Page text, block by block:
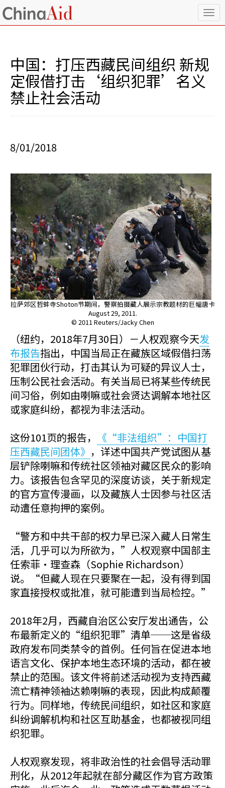
T
o
n
中国：打压西藏民间组织 新规
定假借打击‘组织犯罪’名义
禁止社会活动
8/01/2018
拉萨郊区哲蚌寺Shoton节期间，警察拍摄藏人展示宗教题材的巨幅唐卡
August 29, 2011.
© 2011 Reuters/Jacky Chen
（纽约，2018年7月30日）－人权观察今天发
布报告指出，中国当局正在藏族区域假借扫荡
犯罪团伙行动，打击其认为可疑的异议人士，
压制公民社会活动。有关当局已将某些传统民
间习俗，例如由喇嘛或社会贤达调解本地社区
或家庭纠纷，都视为非法活动。
这份101页的报告，
《“非法组织”：中国打
压西藏民间团体》 ，详述中国共产党试图从基
层铲除喇嘛和传统社区领袖对藏区民众的影响
力。该报告包含罕见的深度访谈，关于新规定
的官方宣传漫画，以及藏族人士因参与社区活
动遭任意拘押的案例。
“警方和中共干部的权力早已深入藏人日常生
活，几乎可以为所欲为，”人权观察中国部主
任索菲・理查森（Sophie Richardson）
说。“但藏人现在只要聚在一起，没有得到国
家直接授权或批准，就可能遭到当局检控。”
2018年2月，西藏自治区公安厅发出通告，公
布最新定义的“组织犯罪”清单──这是省级
政府发布同类禁令的首例。任何旨在促进本地
语言文化、保护本地生态环境的活动，都在被
禁止的范围。该文件将前述活动视为支持西藏
流亡精神领袖达赖喇嘛的表现，因此构成颠覆
行为。同样地，传统民间组织，如社区和家庭
纠纷调解机构和社区互助基金，也都被视同组
织犯罪。
人权观察发现，将非政治性的社会倡导活动罪
刑化，从2012年起就在部分藏区作为官方政策